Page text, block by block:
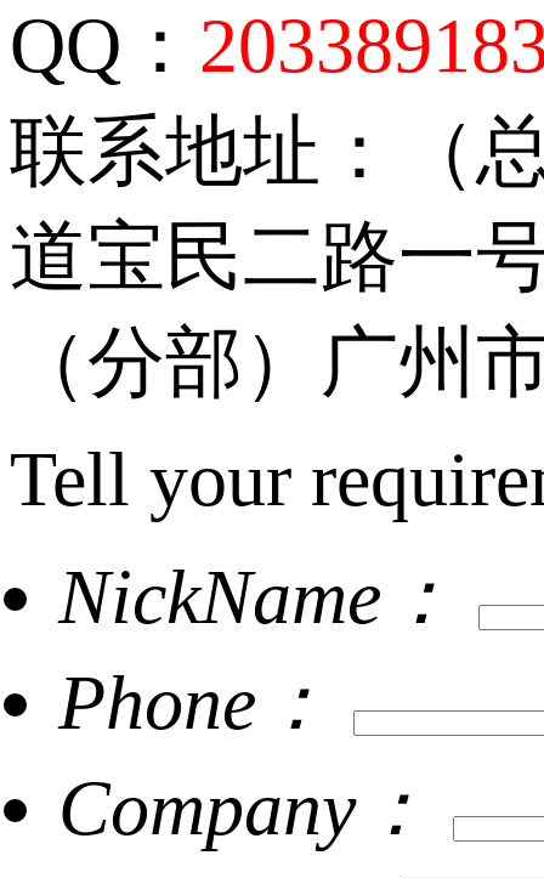
QQ：
联系地址：（
道宝民二路一
（分部）广州
Tell your
NickName：
Phone：
Company：